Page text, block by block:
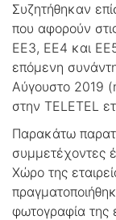
Συζητήθηκαν
που αφορούν
ΕΕ3, ΕΕ4 και
επόμενη
Αύγουστο 2019
στην TELETEL
Παρακάτω
συμμετέχοντες
Χώρο της
φωτογραφία της